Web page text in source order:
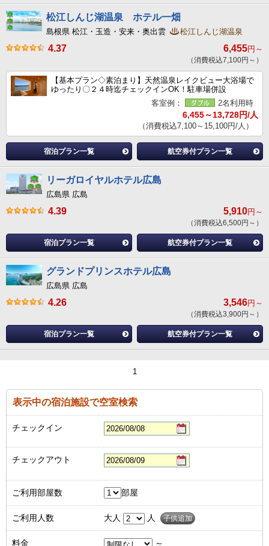
松江しんじ湖温泉 ホテル一畑
島根県 松江・玉造・安来・奥出雲 松江しんじ湖温泉
4.37 6,455円～
（消費税込7,100円～）
【基本プラン◇素泊まり】天然温泉レイクビュー大浴場で
ゆったり〇２４時迄チェックインOK！駐車場併設
客室例：
2名利用時
6,455～13,728円/人
（消費税込7,100～15,100円/人）
宿泊プラン一覧 航空券付プラン一覧
リーガロイヤルホテル広島
広島県 広島
4.39 5,910円～
（消費税込6,500円～）
宿泊プラン一覧 航空券付プラン一覧
グランドプリンスホテル広島
広島県 広島
4.26 3,546円～
（消費税込3,900円～）
宿泊プラン一覧 航空券付プラン一覧
1
表示中の宿泊施設で空室検索
チェックイン
チェックアウト
ご利用部屋数 部屋
ご利用人数 大人 人 子供追加
料金 ～